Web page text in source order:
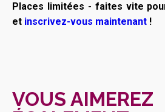
Places limitées - faites vite
et inscrivez-vous maintenant !
VOUS AIMEREZ